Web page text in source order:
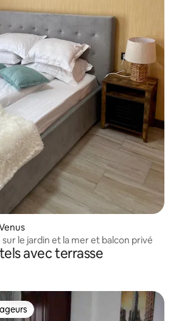
le jardin et la mer et balcon privé
avec terrasse